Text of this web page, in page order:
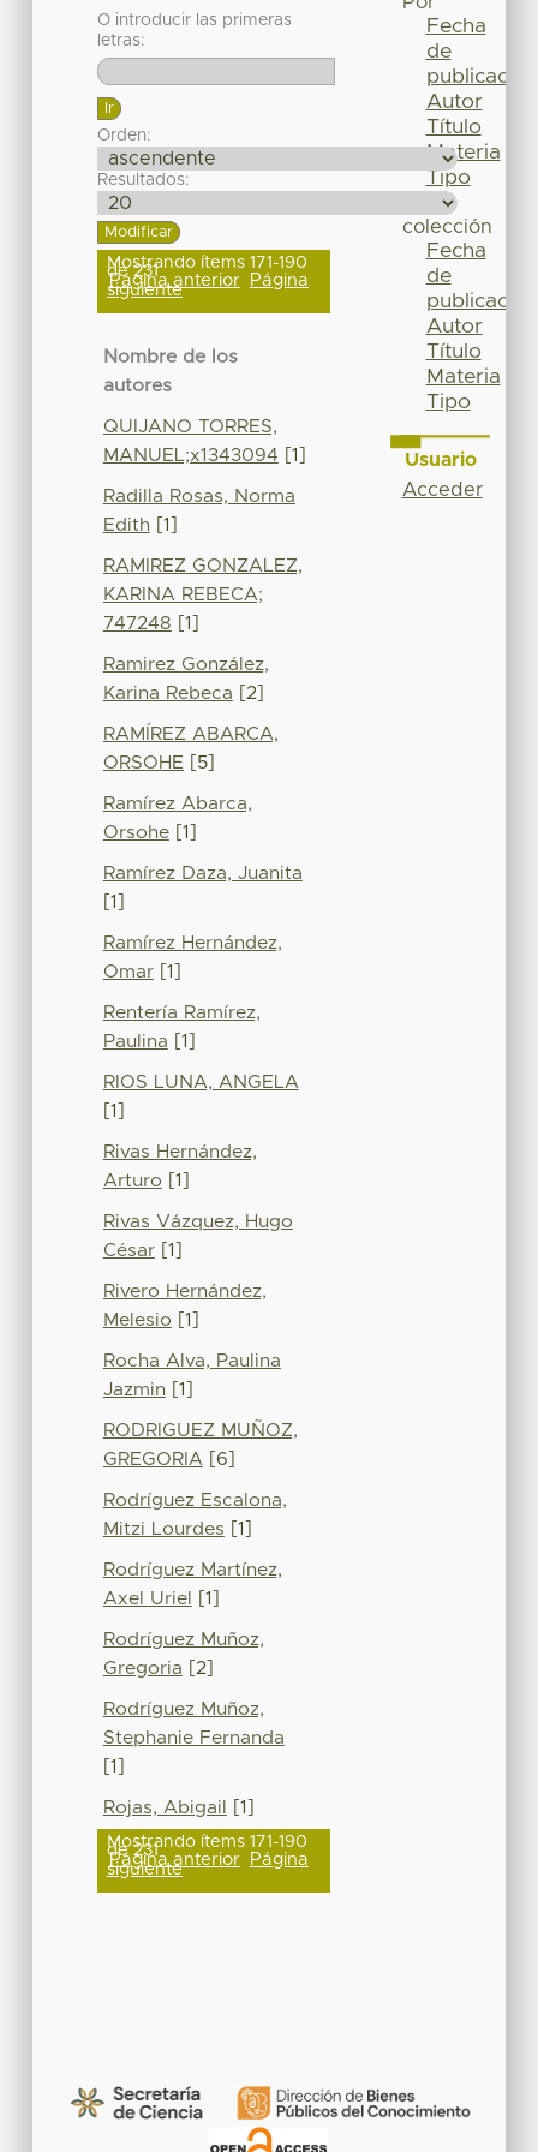
O introducir las primeras
letras:
Orden:
Resultados:
Mostrando ítems 171-190
de 231
Página anterior Página
siguiente
Nombre de los
autores
QUIJANO TORRES,
MANUEL;x1343094 [1]
Radilla Rosas, Norma
Edith [1]
RAMIREZ GONZALEZ,
KARINA REBECA;
747248 [1]
Ramirez González,
Karina Rebeca [2]
RAMÍREZ ABARCA,
ORSOHE [5]
Ramírez Abarca,
Orsohe[1]
Ramírez Daza, Juanita
[1]
Ramírez Hernández,
Omar[1]
Rentería Ramírez,
Paulina [1]
RIOS LUNA, ANGELA
[1]
Rivas Hernández,
Arturo [1]
Rivas Vázquez, Hugo
César[1]
Rivero Hernández,
Melesio [1]
Rocha Alva, Paulina
Jazmin [1]
RODRIGUEZ MUÑOZ,
GREGORIA [6]
Rodríguez Escalona,
Mitzi Lourdes [1]
Rodríguez Martínez,
Axel Uriel
[1]
Rodríguez Muñoz,
Gregoria [2]
Rodríguez Muñoz,
Stephanie Fernanda
[1]
Rojas, Abigail [1]
Mostrando ítems 171-190
de 231
Página anterior Página
siguiente
Fecha
de
publicación
Autor
Título
Materia
Tipo
colección
Fecha
de
publicación
Autor
Título
Materia
Tipo
Usuario
Acceder